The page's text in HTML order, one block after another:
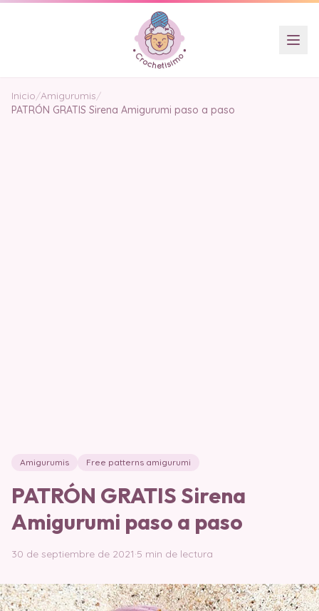
Inicio/Amigurumis/
PATRÓN GRATIS Sirena Amigurumi paso a paso
Amigurumis Free patterns amigurumi
PATRÓN GRATIS Sirena
Amigurumi paso a paso
30 de septiembre de 2021·5 min de lectura